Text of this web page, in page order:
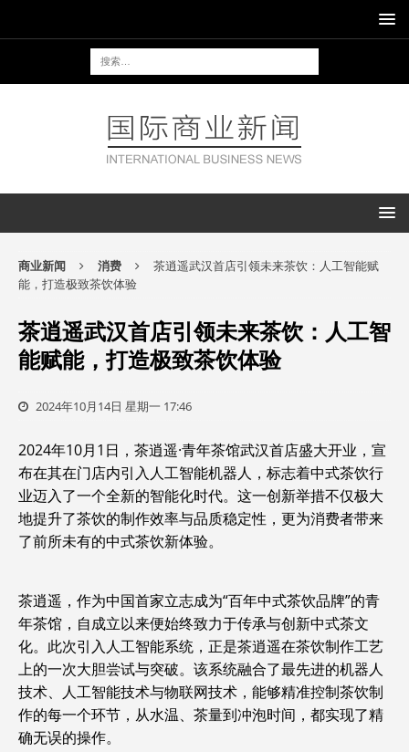
商业新闻 消费
茶逍遥武汉首店引领未来茶饮：人工智能赋
能，打造极致茶饮体验
茶逍遥武汉首店引领未来茶饮：人工智
能赋能，打造极致茶饮体验
2024年10月14日 星期一 17:46
2024年10月1日，茶逍遥·青年茶馆武汉首店盛大开业，宣
布在其在门店内引入人工智能机器人，标志着中式茶饮行
业迈入了一个全新的智能化时代。这一创新举措不仅极大
地提升了茶饮的制作效率与品质稳定性，更为消费者带来
了前所未有的中式茶饮新体验。
茶逍遥，作为中国首家立志成为“百年中式茶饮品牌”的青
年茶馆，自成立以来便始终致力于传承与创新中式茶文
化。此次引入人工智能系统，正是茶逍遥在茶饮制作工艺
上的一次大胆尝试与突破。该系统融合了最先进的机器人
技术、人工智能技术与物联网技术，能够精准控制茶饮制
作的每一个环节，从水温、茶量到冲泡时间，都实现了精
确无误的操作。